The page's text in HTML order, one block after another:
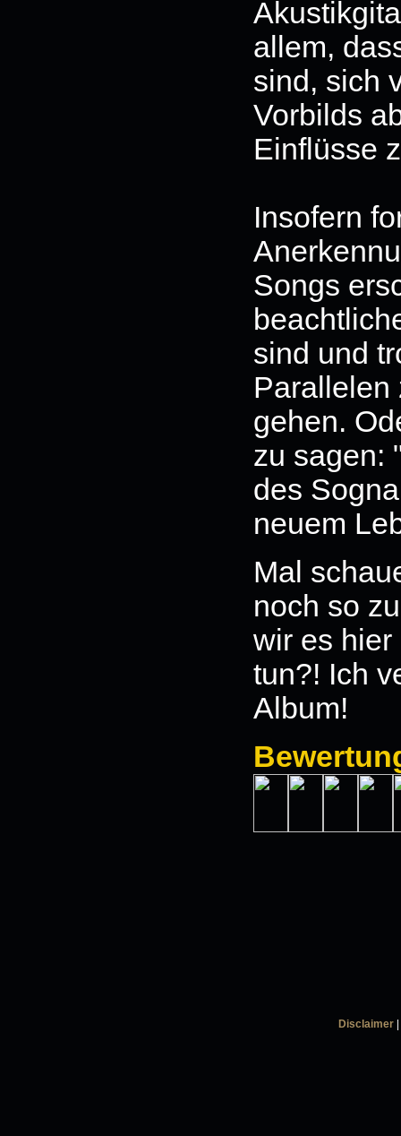
allem,
sind, sich
Vorbilds
Einflüsse
Insofern
Songs
sind und
Parallelen
gehen.
zu sagen:
des
neuem
Mal
noch so
wir es hier
tun?! Ich
Album!
Disclaimer|